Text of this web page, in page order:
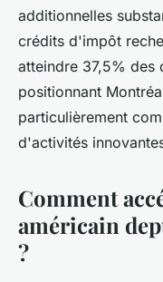
additionnelles
crédits d'impôt
atteindre 37,5% des
positionnant
particulièrement
d'activités
Comment
américain
?